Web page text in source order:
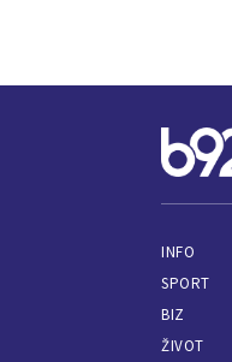
INFO
SPORT
BIZ
ŽIVOT